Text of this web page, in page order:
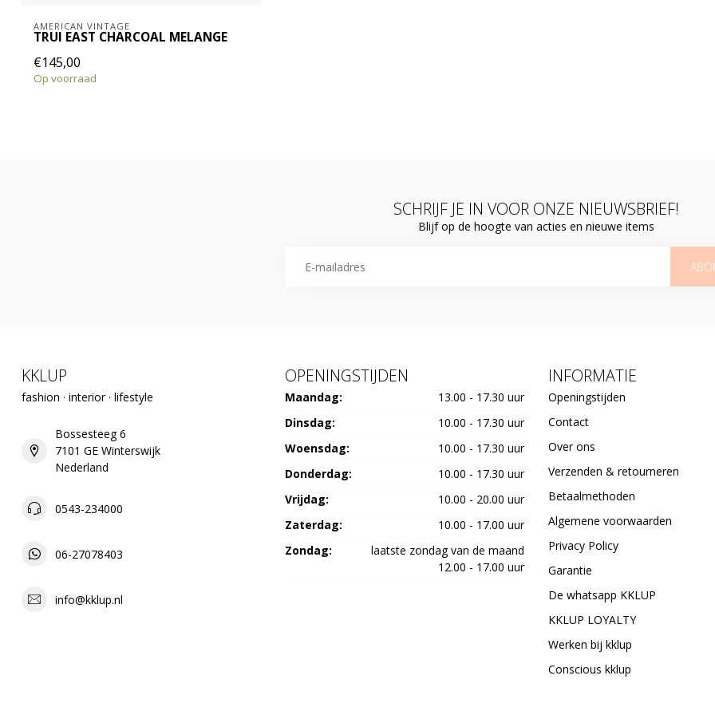
AMERICAN VINTAGE
TRUI EAST CHARCOAL MELANGE
€145,00
Op voorraad
SCHRIJF JE IN VOOR ONZE NIEUWSBRIEF!
Blijf op de hoogte van acties en nieuwe items
KKLUP
fashion · interior · lifestyle
Bossesteeg 6
7101 GE Winterswijk
Nederland
0543-234000
06-27078403
info@kklup.nl
OPENINGSTIJDEN
Maandag:
13.00 - 17.30 uur
Dinsdag:
10.00 - 17.30 uur
Woensdag:
10.00 - 17.30 uur
Donderdag:
10.00 - 17.30 uur
Vrijdag:
10.00 - 20.00 uur
Zaterdag:
10.00 - 17.00 uur
Zondag:
laatste zondag van de maand
12.00 - 17.00 uur
INFORMATIE
Openingstijden
Contact
Over ons
Verzenden & retourneren
Betaalmethoden
Algemene voorwaarden
Privacy Policy
Garantie
De whatsapp KKLUP
KKLUP LOYALTY
Werken bij kklup
Conscious kklup